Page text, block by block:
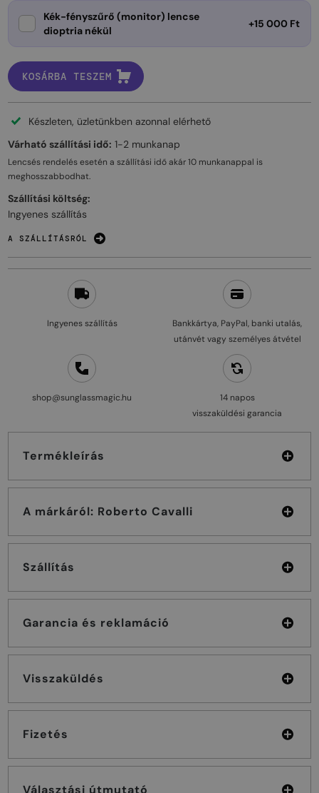
Ingyenes szállítás
Bankkártya, PayPal, banki utalás,
utánvét vagy személyes átvétel
shop@sunglassmagic.hu
14 napos
visszaküldési garancia
Termékleírás
A márkáról: Roberto Cavalli
Szállítás
Garancia és reklamáció
Visszaküldés
Fizetés
Választási útmutató
Kék-fényszűrő (monitor) lencse
dioptria nékül
+15 000 Ft
KOSÁRBA TESZEM
Készleten, üzletünkben azonnal elérhető
Várható szállítási idő: 1-2 munkanap
Lencsés rendelés esetén a szállítási idő akár10 munkanappal is
meghosszabbodhat.
Szállítási költség:
Ingyenes szállítás
A SZÁLLÍTÁSRÓL